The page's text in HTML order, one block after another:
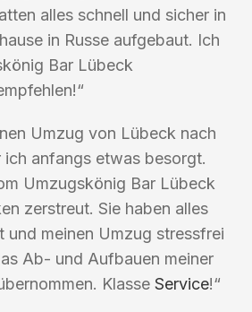
alles schnell und sicher in
in Russe aufgebaut. Ich
Bar Lübeck
Umzug von Lübeck nach
ich anfangs etwas besorgt.
Umzugskönig Bar Lübeck
zerstreut. Sie haben alles
und meinen Umzug stressfrei
Ab- und Aufbauen meiner
Klasse Service!“